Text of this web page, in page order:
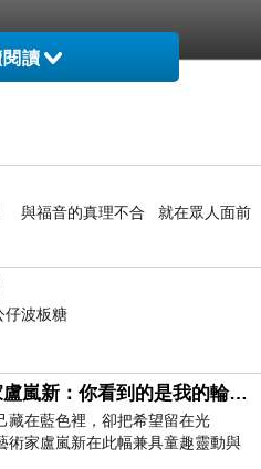
等店家開門也不用看店員臉
都無所不用其極。因為momo
卷!所以我建議可以上momo
》手感冷熱馬克杯)
讀
福音的真理不合 就在眾人面前
仔波板糖
當代藝術家盧嵐新：你看到的是我的輪廓，還是你的故事？——藏在藍色裡的希望與光
藏在藍色裡，卻把希望留在光
術家盧嵐新在此幅兼具童趣靈動與
中，用湛藍的羽翼般色塊包覆著